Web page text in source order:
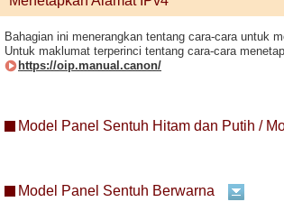
Bahagian ini menerangkan tentang cara-cara untuk
Untuk maklumat terperinci tentang cara-cara
https://oip.manual.canon/
Model Panel Sentuh Hitam dan Putih /
Model Panel Sentuh Berwarna